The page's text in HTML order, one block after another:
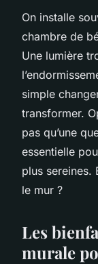
On installe
chambre de
Une lumière
simple
transformer.
pas qu’une
essentielle
plus sereines.
le mur ?
Les
murale